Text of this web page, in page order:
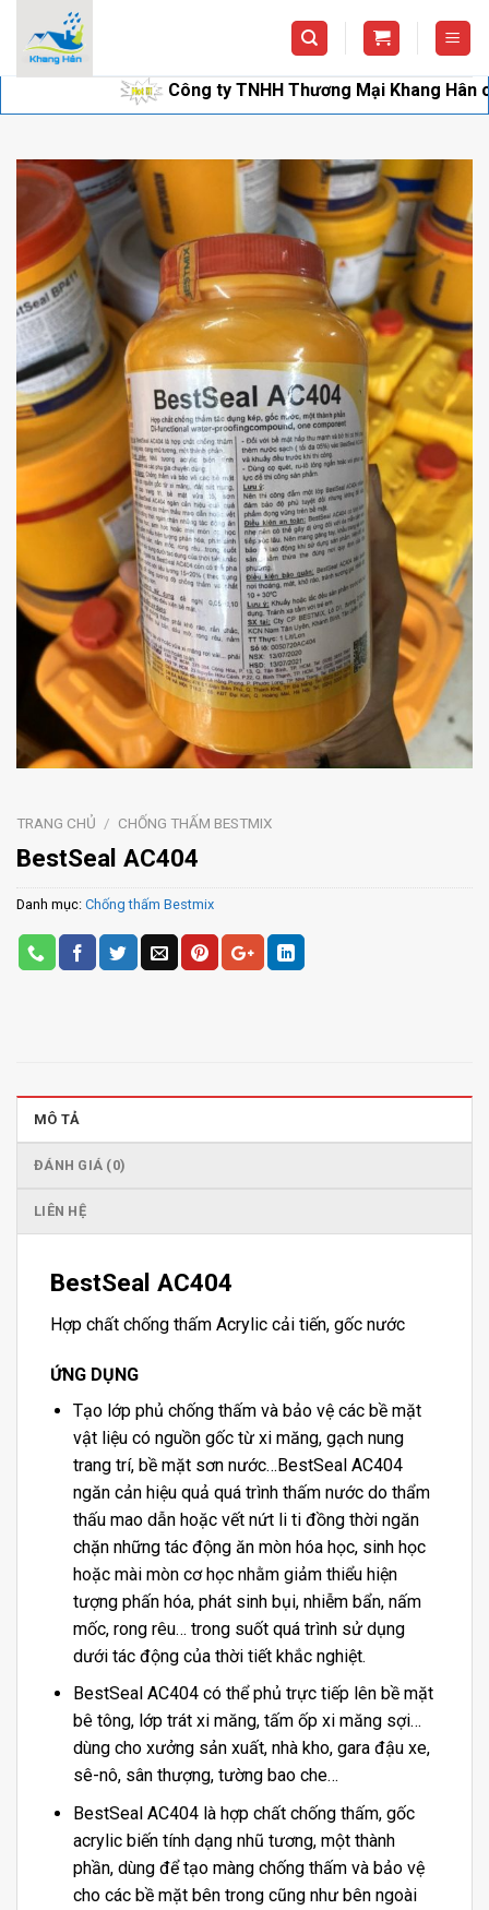
content
Công ty TNHH Thương Mại Khang Hân
TRANG CHỦ / CHỐNG THẤM BESTMIX
BestSeal AC404
Danh mục: Chống thấm Bestmix
MÔ TẢ
ĐÁNH GIÁ (0)
LIÊN HỆ
BestSeal AC404
Hợp chất chống thấm Acrylic cải tiến, gốc nước
ỨNG DỤNG
Tạo lớp phủ chống thấm và bảo vệ các bề mặt
vật liệu có nguồn gốc từ xi măng, gạch nung
trang trí, bề mặt sơn nước…BestSeal AC404
ngăn cản hiệu quả quá trình thấm nước do thẩm
thấu mao dẫn hoặc vết nứt li ti đồng thời ngăn
chặn những tác động ăn mòn hóa học, sinh học
hoặc mài mòn cơ học nhằm giảm thiểu hiện
tượng phấn hóa, phát sinh bụi, nhiễm bẩn, nấm
mốc, rong rêu… trong suốt quá trình sử dụng
dưới tác động của thời tiết khắc nghiệt.
BestSeal AC404 có thể phủ trực tiếp lên bề mặt
bê tông, lớp trát xi măng, tấm ốp xi măng sợi…
dùng cho xưởng sản xuất, nhà kho, gara đậu xe,
sê-nô, sân thượng, tường bao che…
BestSeal AC404 là hợp chất chống thấm, gốc
acrylic biến tính dạng nhũ tương, một thành
phần, dùng để tạo màng chống thấm và bảo vệ
cho các bề mặt bên trong cũng như bên ngoài